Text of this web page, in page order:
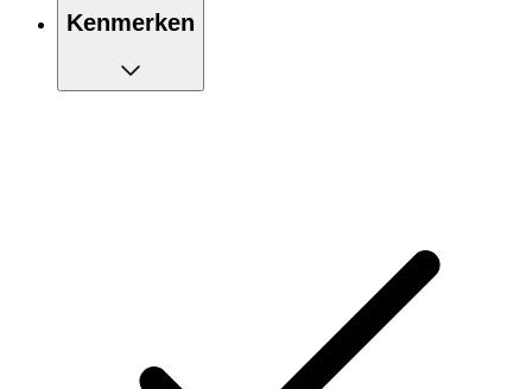
Kan gebruikt worden als basislaag
Lichte isolatie
voeren
Kwart rits biedt mogelijkheid de ventilatie te reguleren
Kenmerken